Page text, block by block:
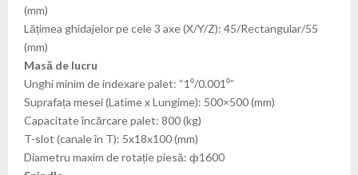
(mm)
Lățimea ghidajelor pe cele 3 axe (X/Y/Z): 45/Rectangular/55
(mm)
Masă de lucru
Unghi minim de indexare palet: “1⁰/0.001⁰”
Suprafața mesei (Latime x Lungime): 500×500 (mm)
Capacitate încărcare palet: 800 (kg)
T-slot (canale în T): 5x18x100 (mm)
Diametru maxim de rotație piesă: ф1600